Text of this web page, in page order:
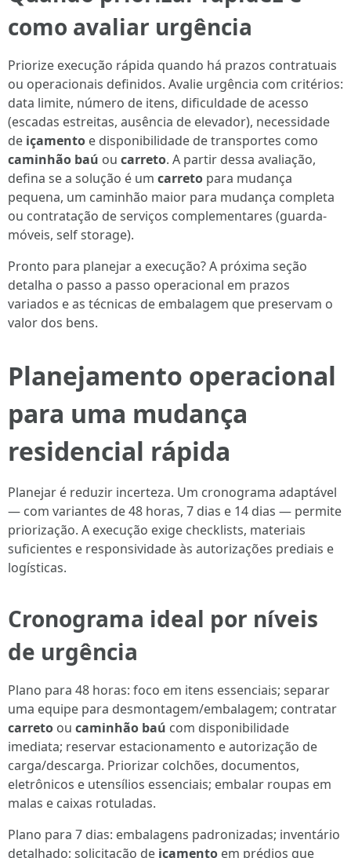
como avaliar urgência
Priorize execução rápida quando há prazos contratuais
ou operacionais definidos. Avalie urgência com critérios:
data limite, número de itens, dificuldade de acesso
(escadas estreitas, ausência de elevador), necessidade
de içamento e disponibilidade de transportes como
caminhão baú ou carreto. A partir dessa avaliação,
defina se a solução é um carreto para mudança
pequena, um caminhão maior para mudança completa
ou contratação de serviços complementares (guarda-
móveis, self storage).
Pronto para planejar a execução? A próxima seção
detalha o passo a passo operacional em prazos
variados e as técnicas de embalagem que preservam o
valor dos bens.
Planejamento operacional
para uma mudança
residencial rápida
Planejar é reduzir incerteza. Um cronograma adaptável
— com variantes de 48 horas, 7 dias e 14 dias — permite
priorização. A execução exige checklists, materiais
suficientes e responsividade às autorizações prediais e
logísticas.
Cronograma ideal por níveis
de urgência
Plano para 48 horas: foco em itens essenciais; separar
uma equipe para desmontagem/embalagem; contratar
carreto ou caminhão baú com disponibilidade
imediata; reservar estacionamento e autorização de
carga/descarga. Priorizar colchões, documentos,
eletrônicos e utensílios essenciais; embalar roupas em
malas e caixas rotuladas.
Plano para 7 dias: embalagens padronizadas; inventário
detalhado; solicitação de içamento em prédios que